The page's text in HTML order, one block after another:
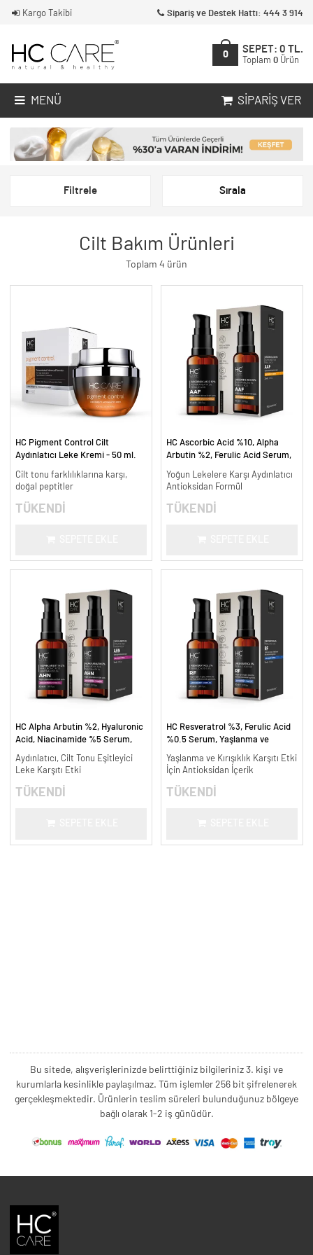
Kargo Takibi Sipariş ve Destek Hattı: 444 3 914
0
SEPET: 0 TL.
Toplam 0 Ürün
MENÜ SIPARIŞ VER
Filtrele Sırala
Cilt Bakım Ürünleri
Toplam 4 ürün
HC Pigment Control Cilt
Aydınlatıcı Leke Kremi - 50 ml.
Cilt tonu farklılıklarına karşı,
doğal peptitler
TÜKENDİ
HC Ascorbic Acid %10, Alpha
Arbutin %2, Ferulic Acid Serum,
ml.
Yoğun Lekelere Karşı Aydınlatıcı
Antioksidan Formül
TÜKENDİ
HC Alpha Arbutin %2, Hyaluronic
Acid, Niacinamide %5 Serum,
ml.
Aydınlatıcı, Cilt Tonu Eşitleyici
Leke Karşıtı Etki
TÜKENDİ
HC Resveratrol %3, Ferulic Acid
%0.5 Serum, Yaşlanma ve
Yaşlanma ve Kırışıklık Karşıtı Etki
İçin Antioksidan İçerik
TÜKENDİ
Bu sitede, alışverişlerinizde belirttiğiniz bilgileriniz 3. kişi ve
kurumlarla kesinlikle paylaşılmaz. Tüm işlemler 256 bit şifrelenerek
gerçekleşmektedir. Ürünlerin teslim süreleri bulunduğunuz bölgeye
bağlı olarak 1-2 iş günüdür.